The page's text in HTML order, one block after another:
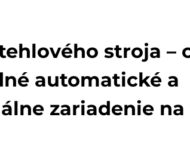
stroja –
automatické a
zariadenie